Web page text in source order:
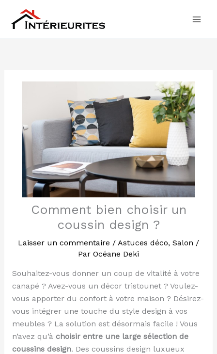
contenu
Comment bien choisir un
coussin design ?
Laisser un commentaire / Astuces déco, Salon /
Par Océane Deki
Souhaitez-vous donner un coup de vitalité à votre
canapé ? Avez-vous un décor tristounet ? Voulez-
vous apporter du confort à votre maison ? Désirez-
vous intégrer une touche du style design à vos
meubles ? La solution est désormais facile ! Vous
n’avez qu’à choisir entre une large sélection de
coussins design. Des coussins design luxueux